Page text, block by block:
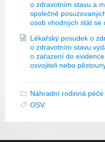
o zdravotním stavu a
společně
osob vhodných stát se
Lékařský posudek o
o zdravotním stavu
o zařazení do
osvojiteli nebo
Náhradní rodinná péče
OSV